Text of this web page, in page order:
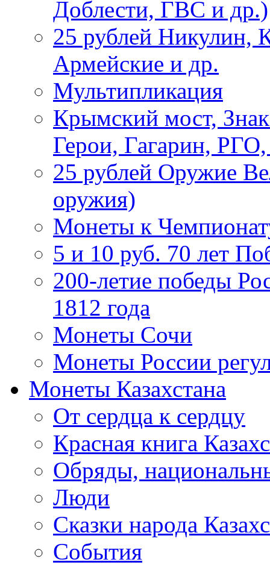
Доблести, ГВС и др.)
25 рублей Никулин,
Армейские и др.
Мультипликация
Крымский мост,
Герои, Гагарин,
25 рублей Оружие
оружия)
Монеты к
5 и 10 руб. 70 лет
200-летие победы
1812 года
Монеты Сочи
Монеты России
Монеты Казахстана
От сердца к сердцу
Красная книга
Обряды,
Люди
Сказки народа
События